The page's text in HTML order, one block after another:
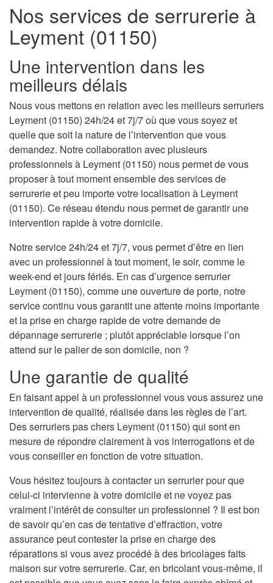
Nos services de serrurerie à
Leyment (01150)
Une intervention dans les
meilleurs délais
Nous vous mettons en relation avec les meilleurs serruriers
Leyment (01150) 24h/24 et 7j/7 où que vous soyez et
quelle que soit la nature de l’intervention que vous
demandez. Notre collaboration avec plusieurs
professionnels à Leyment (01150) nous permet de vous
proposer à tout moment ensemble des services de
serrurerie et peu importe votre localisation à Leyment
(01150). Ce réseau étendu nous permet de garantir une
intervention rapide à votre domicile.
Notre service 24h/24 et 7j/7, vous permet d’être en lien
avec un professionnel à tout moment, le soir, comme le
week-end et jours fériés. En cas d’urgence serrurier
Leyment (01150), comme une ouverture de porte, notre
service continu vous garantit une attente moins importante
et la prise en charge rapide de votre demande de
dépannage serrurerie ; plutôt appréciable lorsque l’on
attend sur le palier de son domicile, non ?
Une garantie de qualité
En faisant appel à un professionnel vous vous assurez une
intervention de qualité, réalisée dans les règles de l’art.
Des serruriers pas chers Leyment (01150) qui sont en
mesure de répondre clairement à vos interrogations et de
vous conseiller en fonction de votre situation.
Vous hésitez toujours à contacter un serrurier pour que
celui-ci intervienne à votre domicile et ne voyez pas
vraiment l’intérêt de consulter un professionnel ? Il est bon
de savoir qu’en cas de tentative d’effraction, votre
assurance peut contester la prise en charge des
réparations si vous avez procédé à des bricolages faits
maison sur votre serrurerie. Car, en bricolant vous-même, il